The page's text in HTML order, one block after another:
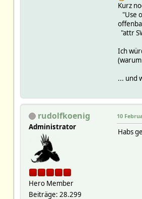
Kurz
"Use
"attr
Ich
... und
rudolfkoenig
Administrator
Hero Member
Beiträge: 28.299
10
Habs